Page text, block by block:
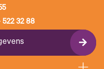
522 32 88